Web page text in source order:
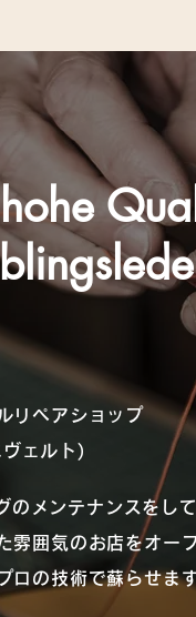
リペアショップ
ェルト)
メンテナンスをし
雰囲気のお店をオープ
ロの技術で蘇らせます